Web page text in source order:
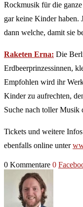
Rockmusik für die
gar keine Kinder haben.
dann welche, damit sie
Raketen Erna: Die
Erdbeerprinzessinnen,
Empfohlen wird ihr
Kinder zu aufrechten,
Suche nach toller Musik
Tickets und weitere
ebenfalls online unter
0 Kommentare 0